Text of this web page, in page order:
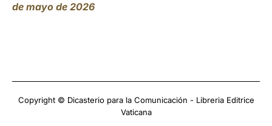
de mayo de 2026
Copyright © Dicasterio para la Comunicación - Libreria Editrice
Vaticana